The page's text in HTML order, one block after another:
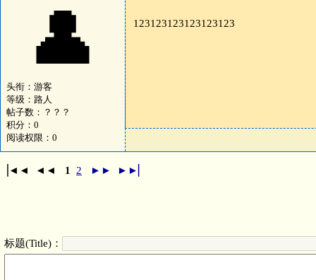
👤
头衔：游客
等级：路人
帖子数：？？？
积分：0
阅读权限：0
123123123123123123
▕◄◄ ◄◄ 1 2 ►► ►►▏
标题(Title)：